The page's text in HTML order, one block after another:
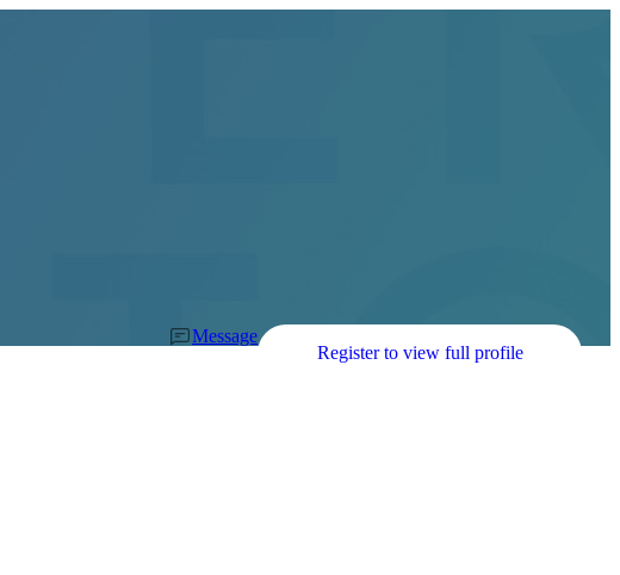
Message
Register to view full profile